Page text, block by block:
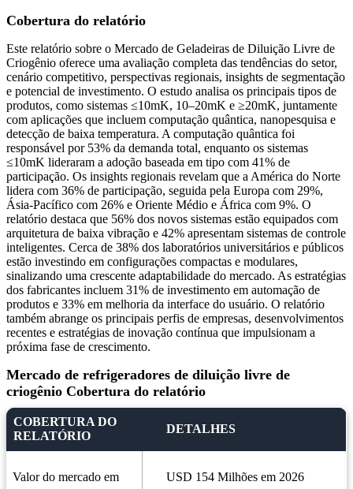
Cobertura do relatório
Este relatório sobre o Mercado de Geladeiras de Diluição Livre de
Criogênio oferece uma avaliação completa das tendências do setor,
cenário competitivo, perspectivas regionais, insights de segmentação
e potencial de investimento. O estudo analisa os principais tipos de
produtos, como sistemas ≤10mK, 10–20mK e ≥20mK, juntamente
com aplicações que incluem computação quântica, nanopesquisa e
detecção de baixa temperatura. A computação quântica foi
responsável por 53% da demanda total, enquanto os sistemas
≤10mK lideraram a adoção baseada em tipo com 41% de
participação. Os insights regionais revelam que a América do Norte
lidera com 36% de participação, seguida pela Europa com 29%,
Ásia-Pacífico com 26% e Oriente Médio e África com 9%. O
relatório destaca que 56% dos novos sistemas estão equipados com
arquitetura de baixa vibração e 42% apresentam sistemas de controle
inteligentes. Cerca de 38% dos laboratórios universitários e públicos
estão investindo em configurações compactas e modulares,
sinalizando uma crescente adaptabilidade do mercado. As estratégias
dos fabricantes incluem 31% de investimento em automação de
produtos e 33% em melhoria da interface do usuário. O relatório
também abrange os principais perfis de empresas, desenvolvimentos
recentes e estratégias de inovação contínua que impulsionam a
próxima fase de crescimento.
Mercado de refrigeradores de diluição livre de
criogênio Cobertura do relatório
COBERTURA DO
RELATÓRIO
DETALHES
Valor do mercado em USD 154 Milhões em 2026